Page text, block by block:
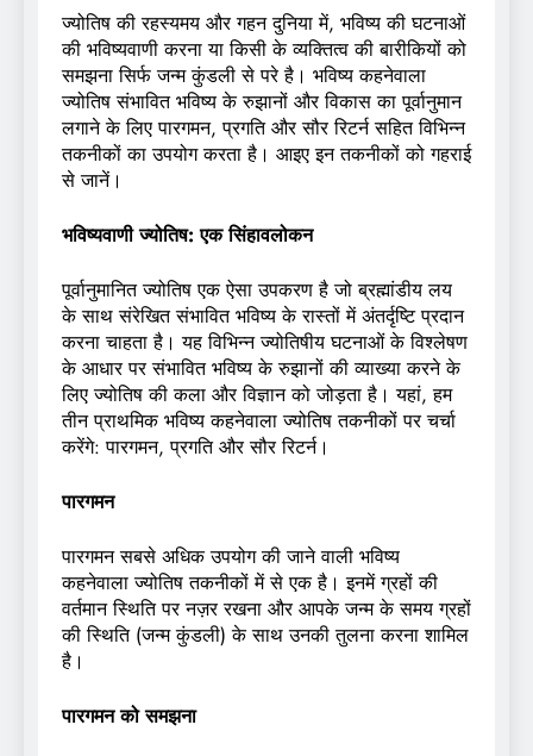
ज्योतिष की रहस्यमय और गहन दुनिया में, भविष्य की घटनाओं
की भविष्यवाणी करना या किसी के व्यक्तित्व की बारीकियों को
समझना सिर्फ जन्म कुंडली से परे है। भविष्य कहनेवाला
ज्योतिष संभावित भविष्य के रुझानों और विकास का पूर्वानुमान
लगाने के लिए पारगमन, प्रगति और सौर रिटर्न सहित विभिन्न
तकनीकों का उपयोग करता है। आइए इन तकनीकों को गहराई
से जानें।
भविष्यवाणी ज्योतिष: एक सिंहावलोकन
पूर्वानुमानित ज्योतिष एक ऐसा उपकरण है जो ब्रह्मांडीय लय
के साथ संरेखित संभावित भविष्य के रास्तों में अंतर्दृष्टि प्रदान
करना चाहता है। यह विभिन्न ज्योतिषीय घटनाओं के विश्लेषण
के आधार पर संभावित भविष्य के रुझानों की व्याख्या करने के
लिए ज्योतिष की कला और विज्ञान को जोड़ता है। यहां, हम
तीन प्राथमिक भविष्य कहनेवाला ज्योतिष तकनीकों पर चर्चा
करेंगे: पारगमन, प्रगति और सौर रिटर्न।
पारगमन
पारगमन सबसे अधिक उपयोग की जाने वाली भविष्य
कहनेवाला ज्योतिष तकनीकों में से एक है। इनमें ग्रहों की
वर्तमान स्थिति पर नज़र रखना और आपके जन्म के समय ग्रहों
की स्थिति (जन्म कुंडली) के साथ उनकी तुलना करना शामिल
है।
पारगमन को समझना